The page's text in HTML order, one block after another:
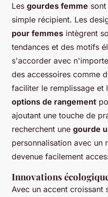
Les gourdes femme
simple récipient. Les
pour femmes intègrent
tendances et des motifs
s'accorder avec
des accessoires comme
faciliter le remplissage et
options de rangement
ajoutant une touche de
recherchent une gourde
personnalisation avec un
devenue facilement
Innovations
Avec un accent croissant